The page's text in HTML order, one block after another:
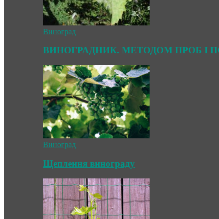
Виноград
ВИНОГРАДНИК. МЕТОДОМ ПРОБ І
Виноград
Щеплення винограду